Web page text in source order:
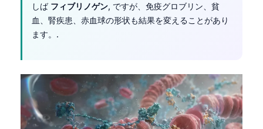
しば フィブリノゲン, ですが、免疫グロブリン、貧
血、腎疾患、赤血球の形状も結果を変えることがあり
ます。.